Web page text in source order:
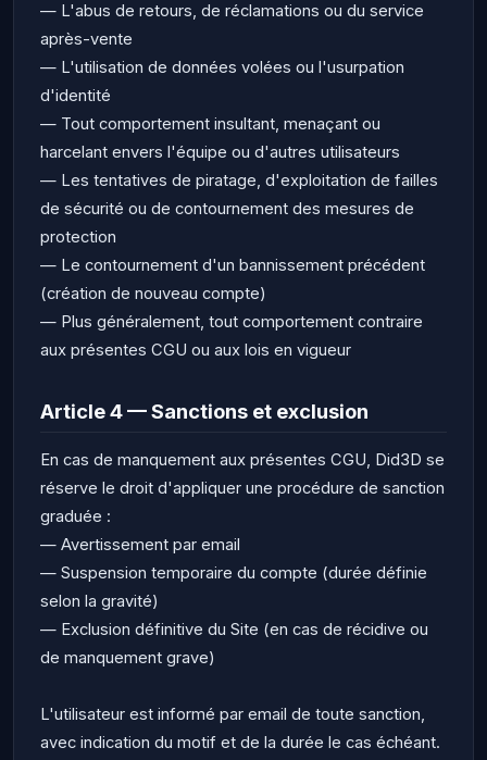
— L'abus de retours, de réclamations ou du service
après-vente
— L'utilisation de données volées ou l'usurpation
d'identité
— Tout comportement insultant, menaçant ou
harcelant envers l'équipe ou d'autres utilisateurs
— Les tentatives de piratage, d'exploitation de failles
de sécurité ou de contournement des mesures de
protection
— Le contournement d'un bannissement précédent
(création de nouveau compte)
— Plus généralement, tout comportement contraire
aux présentes CGU ou aux lois en vigueur
Article 4 — Sanctions et exclusion
En cas de manquement aux présentes CGU, Did3D se
réserve le droit d'appliquer une procédure de sanction
graduée :
— Avertissement par email
— Suspension temporaire du compte (durée définie
selon la gravité)
— Exclusion définitive du Site (en cas de récidive ou
de manquement grave)
L'utilisateur est informé par email de toute sanction,
avec indication du motif et de la durée le cas échéant.